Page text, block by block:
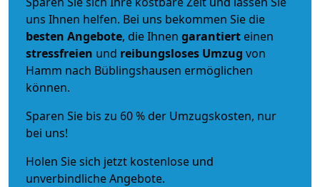
uns Ihnen helfen. Bei uns bekommen Sie die
besten Angebote, die Ihnen garantiert einen
stressfreien und reibungsloses Umzug von
Hamm nach Büblingshausen ermöglichen
können.
Sparen Sie bis zu 60 % der Umzugskosten, nur
bei uns!
Holen Sie sich jetzt kostenlose und
unverbindliche Angebote.